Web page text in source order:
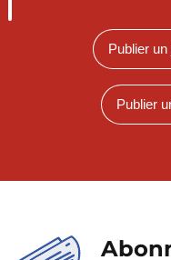
Publier
Publier